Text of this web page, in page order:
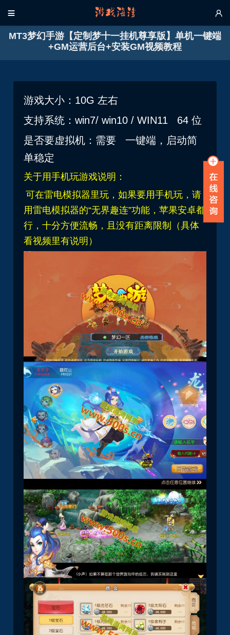
 
MT3梦幻手游【定制梦十一挂机尊享版】单机一键端
+GM运营后台+安装GM视频教程
游戏大小：10G 左右
支持系统：win7/ win10 / WIN11 64 位
是否要虚拟机：需要 一键端，启动简
单稳定
关于用手机玩游戏说明：
可在雷电模拟器里玩，如果要用手机玩，请
用雷电模拟器的“无界趣连”功能，苹果安卓都
行，十分方便流畅，且没有距离限制（具体
看视频里有说明）